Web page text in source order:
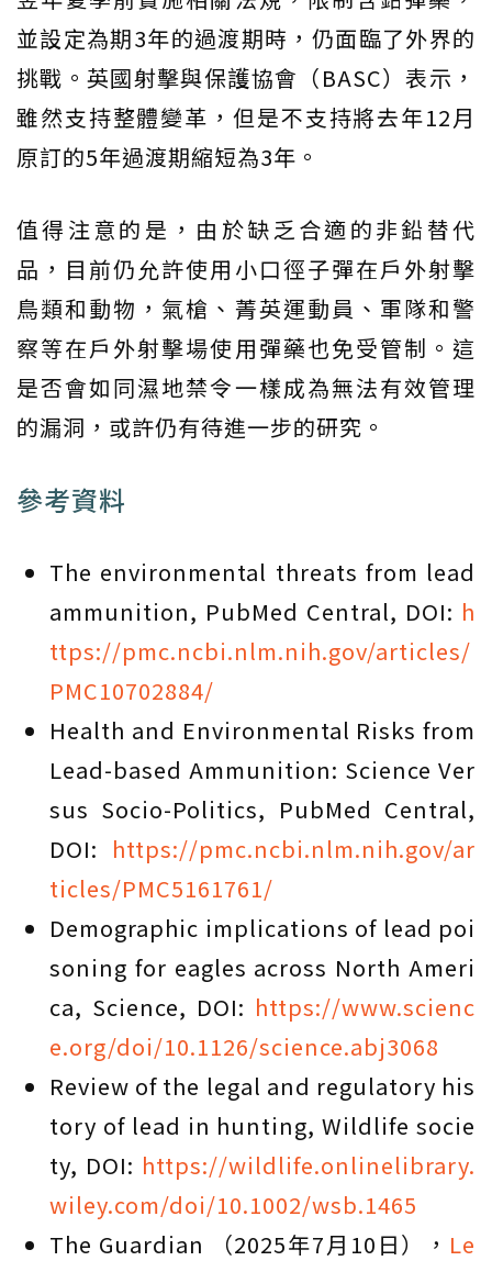
並設定為期3年的過渡期時，仍面臨了外界的
挑戰。英國射擊與保護協會（BASC）表示，
雖然支持整體變革，但是不支持將去年12月
原訂的5年過渡期縮短為3年。
值得注意的是，由於缺乏合適的非鉛替代
品，目前仍允許使用小口徑子彈在戶外射擊
鳥類和動物，氣槍、菁英運動員、軍隊和警
察等在戶外射擊場使用彈藥也免受管制。這
是否會如同濕地禁令一樣成為無法有效管理
的漏洞，或許仍有待進一步的研究。
參考資料
The environmental threats from lead
ammunition, PubMed Central, DOI: h
ttps://pmc.ncbi.nlm.nih.gov/articles/
PMC10702884/
Health and Environmental Risks from
Lead-based Ammunition: Science Ver
sus Socio-Politics, PubMed Central,
DOI: https://pmc.ncbi.nlm.nih.gov/ar
ticles/PMC5161761/
Demographic implications of lead poi
soning for eagles across North Ameri
ca, Science, DOI: https://www.scienc
e.org/doi/10.1126/science.abj3068
Review of the legal and regulatory his
tory of lead in hunting, Wildlife socie
ty, DOI: https://wildlife.onlinelibrary.
wiley.com/doi/10.1002/wsb.1465
The Guardian （2025年7月10日）， Le